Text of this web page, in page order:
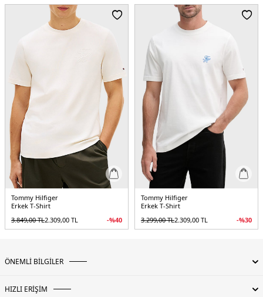
Tommy Hilfiger
Erkek T-Shirt
3.849,00TL2.309,00 TL -%40
Tommy Hilfiger
Erkek T-Shirt
3.299,00TL2.309,00 TL -%30
ÖNEMLİ BİLGİLER
HIZLI ERİŞİM